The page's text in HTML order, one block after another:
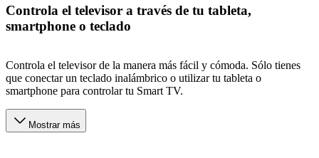
Controla el televisor a través de tu tableta,
smartphone o teclado
Controla el televisor de la manera más fácil y cómoda. Sólo tienes
que conectar un teclado inalámbrico o utilizar tu tableta o
smartphone para controlar tu Smart TV.
Mostrar más